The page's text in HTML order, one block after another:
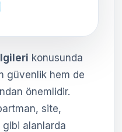
konusunda
güvenlik hem de
önemlidir.
site,
alanlarda